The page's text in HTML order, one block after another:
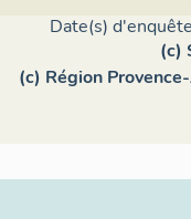
Les murs
Date(s)
(c)
(c) Région